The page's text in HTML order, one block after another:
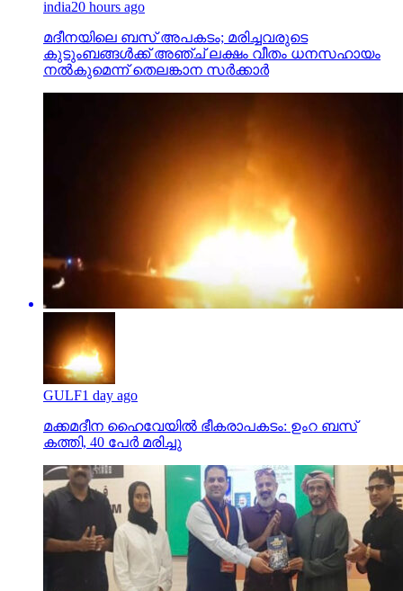
india20 hours ago
മദീനയിലെ ബസ് അപകടം; മരിച്ചവരുടെ
കുടുംബങ്ങള്‍ക്ക് അഞ്ച് ലക്ഷം വീതം ധനസഹായം
നല്‍കുമെന്ന് തെലങ്കാന സര്‍ക്കാര്‍
GULF1 day ago
മക്കമദീന ഹൈവേയില്‍ ഭീകരാപകടം: ഉംറ ബസ്
കത്തി, 40 പേര്‍ മരിച്ചു